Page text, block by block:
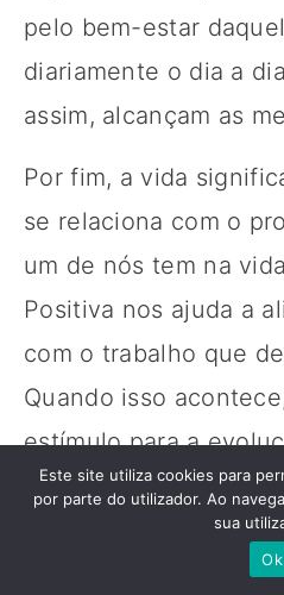
pelo bem-estar
diariamente o dia a
assim, alcançam as
Por fim, a vida
se relaciona com o
um de nós tem na
Positiva nos ajuda a
com o trabalho que
Quando isso
estímulo para a
Em outras palavras,
trabalha com a meta
Este site utiliza cookies para
por parte do utilizador. Ao
sua
Ok